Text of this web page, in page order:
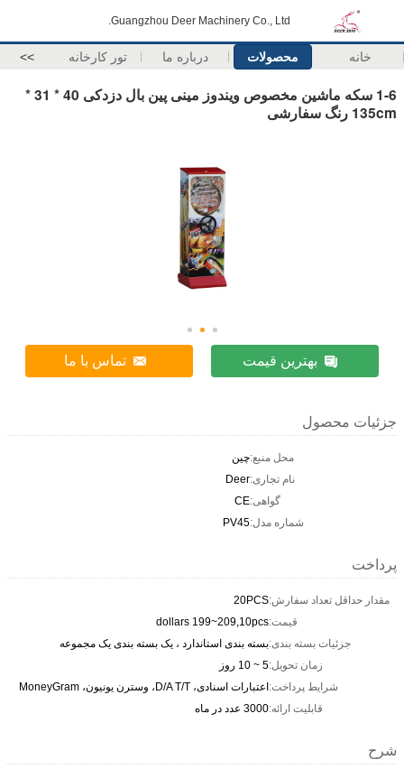
Guangzhou Deer Machinery Co., Ltd.
خانه محصولات درباره ما تور کارخانه >>
1-6 سکه ماشین مخصوص ویندوز مینی پین بال دزدکی 40 * 31 *
135cm رنگ سفارشی
بهترین قیمت تماس با ما
جزئیات محصول
محل منبع:چين
نام تجاری:Deer
گواهی:CE
شماره مدل:PV45
پرداخت
مقدار حداقل تعداد سفارش:20PCS
قیمت:dollars 199~209,10pcs
جزئیات بسته بندی:بسته بندی استاندارد ، یک بسته بندی یک مجموعه
زمان تحویل:5 ~ 10 روز
شرایط پرداخت:اعتبارات اسنادی، D/A T/T، وسترن یونیون، MoneyGram
قابلیت ارائه:3000 عدد در ماه
شرح